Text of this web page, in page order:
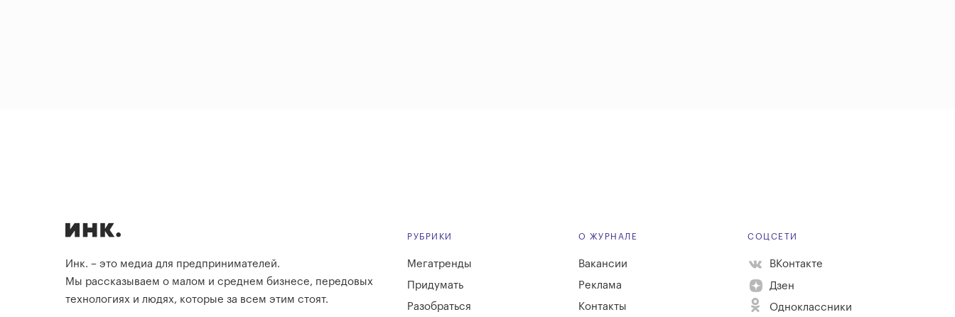
Инк. – это медиа для предпринимателей.
Мы рассказываем о малом и среднем бизнесе, передовых
технологиях и людях, которые за всем этим стоят.
РУБРИКИ
Мегатренды
Придумать
Разобраться
О ЖУРНАЛЕ
Вакансии
Реклама
Контакты
СОЦСЕТИ
ВКонтакте
Дзен
Одноклассники